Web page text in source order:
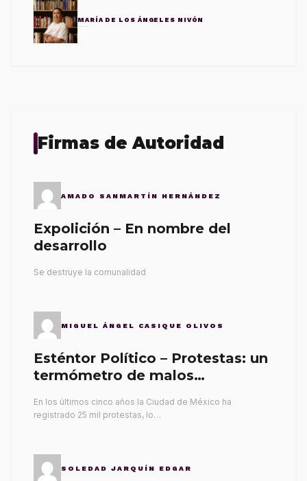
MARÍA DE LOS ÁNGELES NIVÓN
Firmas de Autoridad
AMADO SANMARTÍN HERNÁNDEZ
Expolición – En nombre del
desarrollo
Se destruye la comunalidad
MIGUEL ÁNGEL CASIQUE OLIVOS
Esténtor Político – Protestas: un
termómetro de malos
En los últimos cinco años la Ciudad de México ha
registrado 25 mil protestas, lo…
SOLEDAD JARQUÍN EDGAR